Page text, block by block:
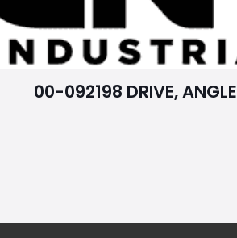
00-092198 DRIVE, ANGLE